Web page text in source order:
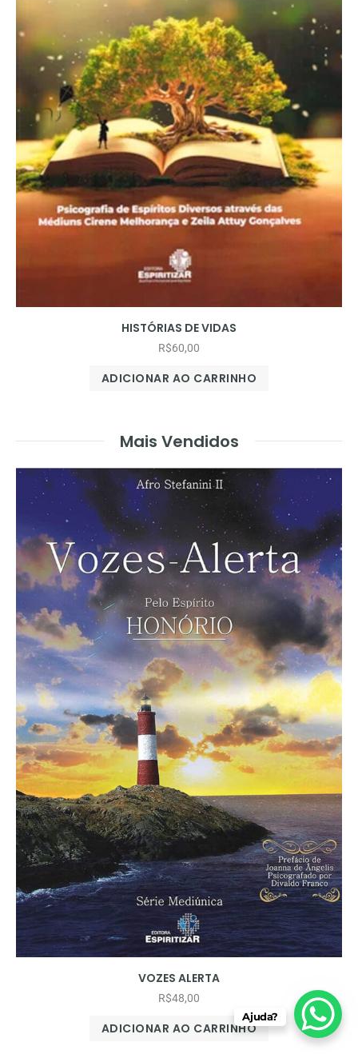
HISTÓRIAS DE VIDAS
R$60,00
ADICIONAR AO CARRINHO
Mais Vendidos
VOZES ALERTA
R$48,00
ADICIONAR AO CARRINHO
Ajuda?